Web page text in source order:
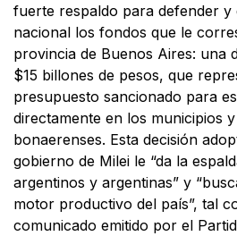
fuerte respaldo para defender y
nacional los fondos que le
provincia de Buenos Aires: una
$15 billones de pesos, que
presupuesto sancionado para
directamente en los municipios
bonaerenses. Esta decisión
gobierno de Milei le “da la
argentinos y argentinas” y
motor productivo del país”, tal
comunicado emitido por el